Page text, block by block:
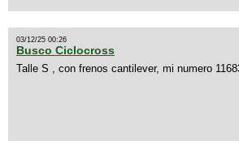
03/12/25 00:26
Busco Ciclocross
Talle S , con frenos cantilever, mi numero